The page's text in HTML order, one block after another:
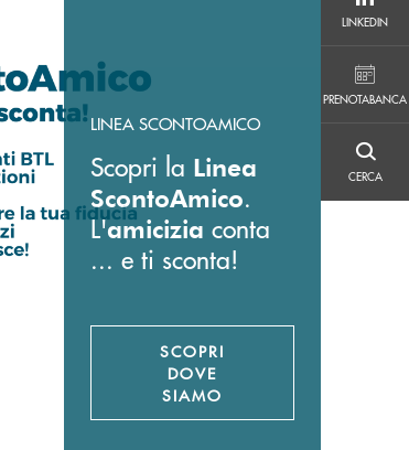
LINKEDIN
PRENOTABANCA
PRENOTABANCA
CERCA
CERCA
LINEA SCONTOAMICO
Scopri la Linea
ScontoAmico.
L'amicizia conta
... e ti sconta!
SCOPRI
DOVE
SIAMO